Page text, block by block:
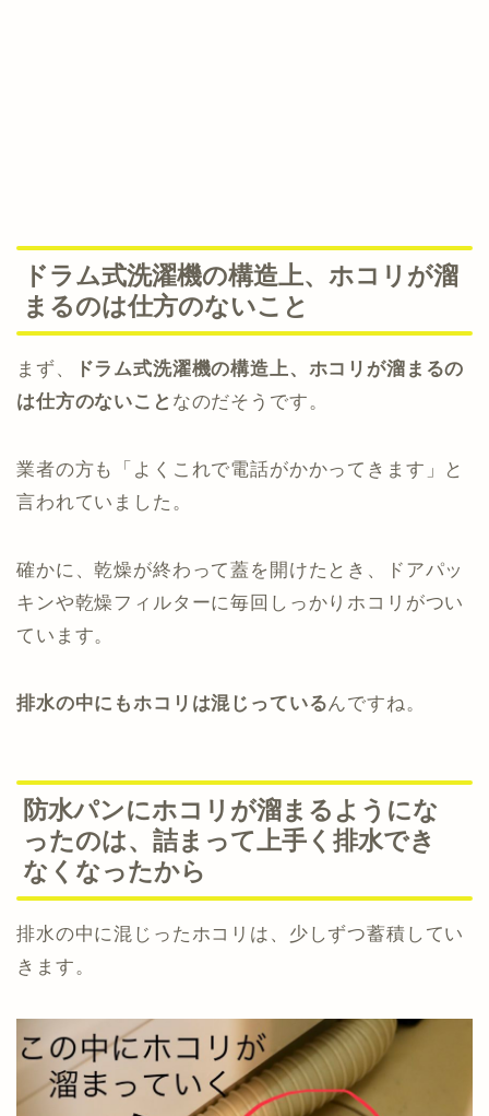
ドラム式洗濯機の構造上、ホコリが溜
まるのは仕方のないこと
まず、
ドラム式洗濯機の構造上、ホコリが溜まるの
は仕方のないこと なのだそうです。
業者の方も「よくこれで電話がかかってきます」と
言われていました。
確かに、乾燥が終わって蓋を開けたとき、ドアパッ
キンや乾燥フィルターに毎回しっかりホコリがつい
ています。
排水の中にもホコリは混じっているんですね。
防水パンにホコリが溜まるようにな
ったのは、詰まって上手く排水でき
なくなったから
排水の中に混じったホコリは、少しずつ蓄積してい
きます。